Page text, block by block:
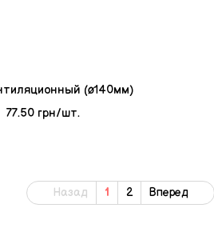
(ø140мм)
77.50 грн/шт.
Назад 1 2 Вперед